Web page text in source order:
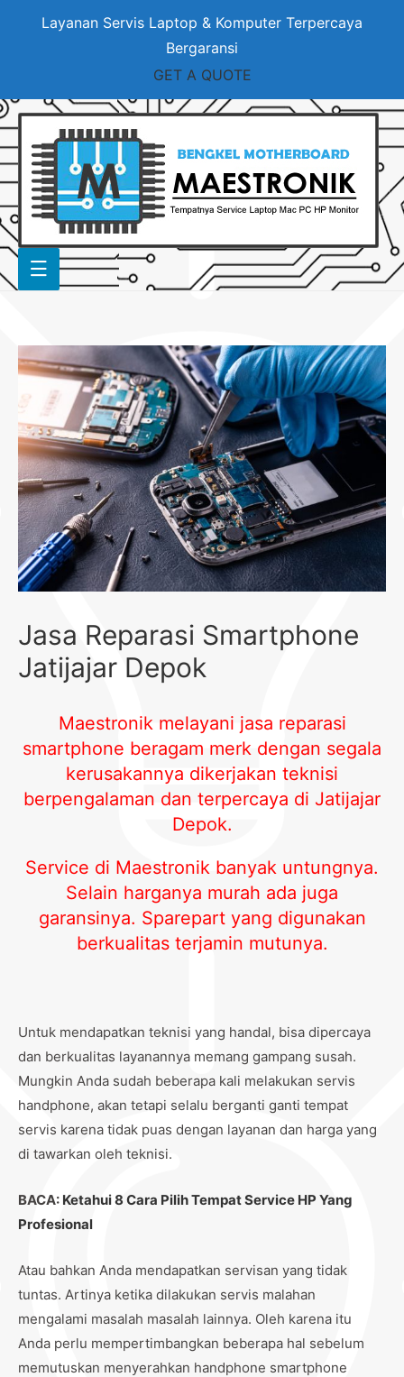
Layanan Servis Laptop & Komputer Terpercaya
Bergaransi
GET A QUOTE
Jasa Reparasi Smartphone
Jatijajar Depok
Maestronik melayani jasa reparasi
smartphone beragam merk dengan segala
kerusakannya dikerjakan teknisi
berpengalaman dan terpercaya di Jatijajar
Depok.
Service di Maestronik banyak untungnya.
Selain harganya murah ada juga
garansinya. Sparepart yang digunakan
berkualitas terjamin mutunya.
Untuk mendapatkan teknisi yang handal, bisa dipercaya
dan berkualitas layanannya memang gampang susah.
Mungkin Anda sudah beberapa kali melakukan servis
handphone, akan tetapi selalu berganti ganti tempat
servis karena tidak puas dengan layanan dan harga yang
di tawarkan oleh teknisi.
BACA: Ketahui 8 Cara Pilih Tempat Service HP Yang
Profesional
Atau bahkan Anda mendapatkan servisan yang tidak
tuntas. Artinya ketika dilakukan servis malahan
mengalami masalah masalah lainnya. Oleh karena itu
Anda perlu mempertimbangkan beberapa hal sebelum
memutuskan menyerahkan handphone smartphone